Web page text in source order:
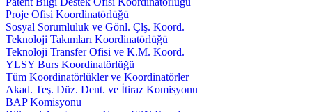
Proje Ofisi Koordinatörlüğü
Sosyal Sorumluluk ve Gönl. Çlş. Koord.
Teknoloji Takımları Koordinatörlüğü
Teknoloji Transfer Ofisi ve K.M. Koord.
YLSY Burs Koordinatörlüğü
Tüm Koordinatörlükler ve Koordinatörler
Akad. Teş. Düz. Dent. ve İtiraz Komisyonu
BAP Komisyonu